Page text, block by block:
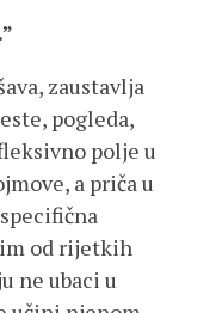
zaustavlja
pogleda,
polje u
a priča u
od rijetkih
ne ubaci u